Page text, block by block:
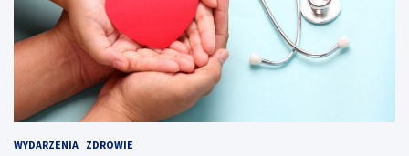
WYDARZENIA ZDROWIE